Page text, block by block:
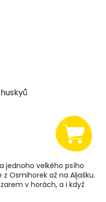
jednoho velkého psího
Osmihorek až na Aljašku.
v horách, a i když